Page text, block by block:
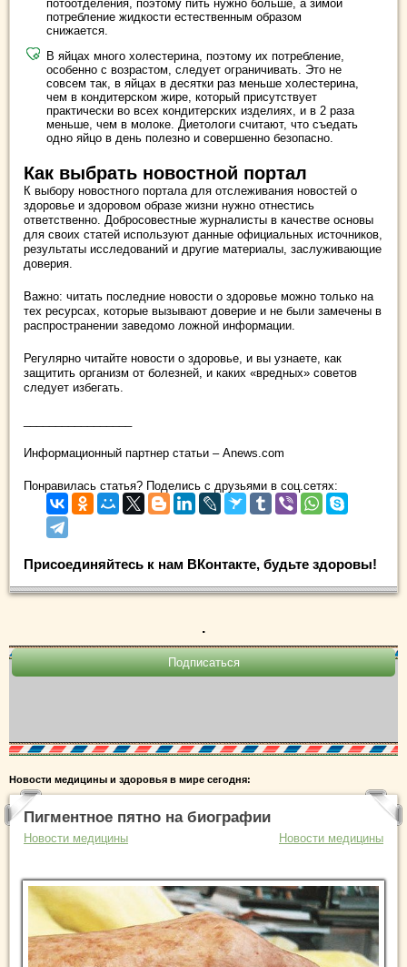
потоотделения, поэтому пить нужно больше, а зимой
потребление жидкости естественным образом
снижается.
В яйцах много холестерина, поэтому их потребление,
особенно с возрастом, следует ограничивать. Это не
совсем так, в яйцах в десятки раз меньше холестерина,
чем в кондитерском жире, который присутствует
практически во всех кондитерских изделиях, и в 2 раза
меньше, чем в молоке. Диетологи считают, что съедать
одно яйцо в день полезно и совершенно безопасно.
Как выбрать новостной портал
К выбору новостного портала для отслеживания новостей о
здоровье и здоровом образе жизни нужно отнестись
ответственно. Добросовестные журналисты в качестве основы
для своих статей используют данные официальных источников,
результаты исследований и другие материалы, заслуживающие
доверия.
Важно: читать последние новости о здоровье можно только на
тех ресурсах, которые вызывают доверие и не были замечены в
распространении заведомо ложной информации.
Регулярно читайте новости о здоровье, и вы узнаете, как
защитить организм от болезней, и каких «вредных» советов
следует избегать.
Информационный партнер статьи – Anews.com
Понравилась статья? Поделись с друзьями в соц.сетях:
Присоединяйтесь к нам ВКонтакте, будьте здоровы!
.
Новости медицины и здоровья в мире сегодня:
Пигментное пятно на биографии
Новости медицины Новости медицины